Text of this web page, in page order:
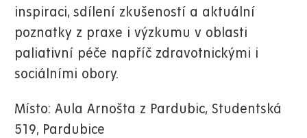
inspiraci, sdílení zkušeností a aktuální
poznatky z praxe i výzkumu v oblasti
paliativní péče napříč zdravotnickými i
sociálními obory.
Místo: Aula Arnošta z Pardubic, Studentská
519, Pardubice